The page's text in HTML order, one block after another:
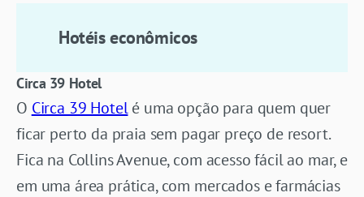
Hotéis econômicos
Circa 39 Hotel
O Circa 39 Hotelé uma opção para quem quer
ficar perto da praia sem pagar preço de resort.
Fica na Collins Avenue, com acesso fácil ao mar, e
em uma área prática, com mercados e farmácias